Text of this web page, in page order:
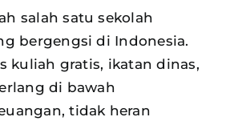
salah satu sekolah
bergengsi di Indonesia.
kuliah gratis, ikatan dinas,
di bawah
tidak heran